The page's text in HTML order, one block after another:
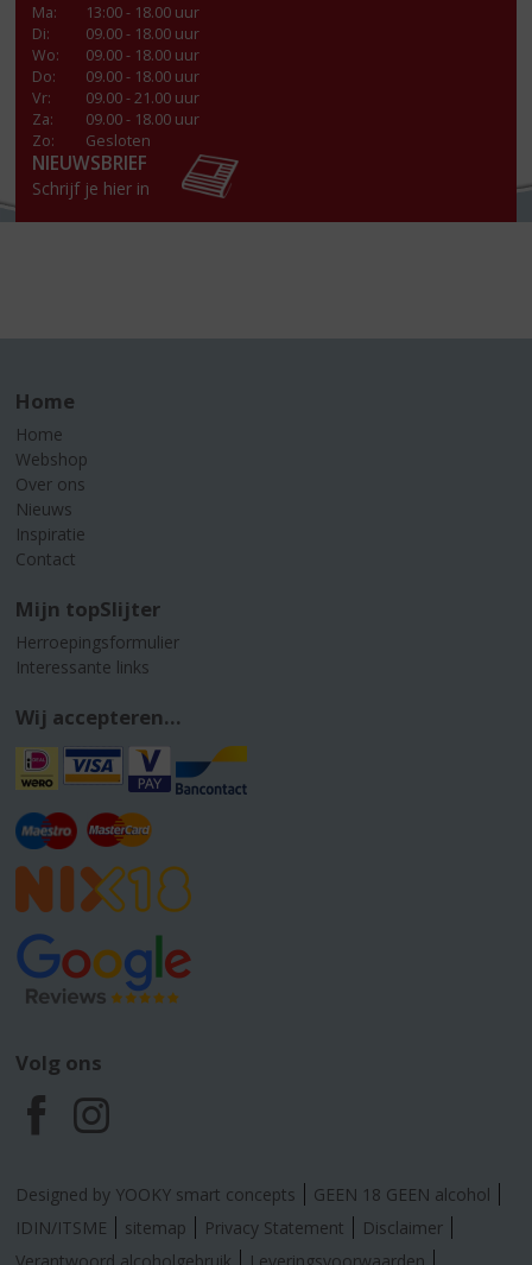
Ma:
13:00 - 18.00 uur
Di:
09.00 - 18.00 uur
Wo:
09.00 - 18.00 uur
Do:
09.00 - 18.00 uur
Vr:
09.00 - 21.00 uur
Za:
09.00 - 18.00 uur
Zo:
Gesloten
NIEUWSBRIEF
Schrijf je hier in
Home
Home
Webshop
Over ons
Nieuws
Inspiratie
Contact
Mijn topSlijter
Herroepingsformulier
Interessante links
Wij accepteren...
Volg ons
F
a
c
I
n
s
Designed by YOOKY smart concepts
GEEN 18 GEEN alcohol
IDIN/ITSME
sitemap Privacy Statement
Disclaimer